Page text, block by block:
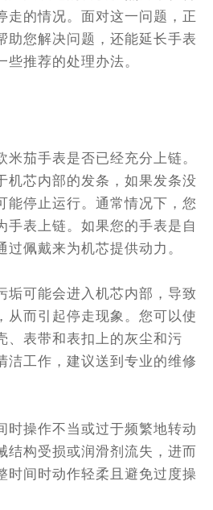
走的情况。面对这一问题，正
助您解决问题，还能延长手表
推荐的处理办法。
茄手表是否已经充分上链。
机芯内部的发条，如果发条没
能停止运行。通常情况下，您
手表上链。如果您的手表是自
佩戴来为机芯提供动力。
可能会进入机芯内部，导致
从而引起停走现象。您可以使
、表带和表扣上的灰尘和污
洁工作，建议送到专业的维修
操作不当或过于频繁地转动
结构受损或润滑剂流失，进而
时间时动作轻柔且避免过度操